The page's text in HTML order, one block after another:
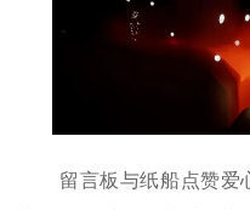
留言板与纸船点赞爱